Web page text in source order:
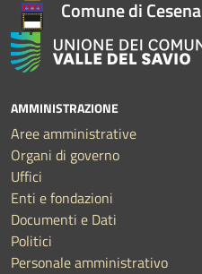
Comune di Cesena
AMMINISTRAZIONE
Aree amministrative
Organi di governo
Uffici
Enti e fondazioni
Documenti e Dati
Politici
Personale amministrativo